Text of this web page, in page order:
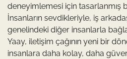
deneyimlemesi için tasarlanmış
İnsanların sevdikleriyle, iş
genelindeki diğer insanlarla
Yaay, iletişim çağının yeni bir
insanlara daha kolay, daha